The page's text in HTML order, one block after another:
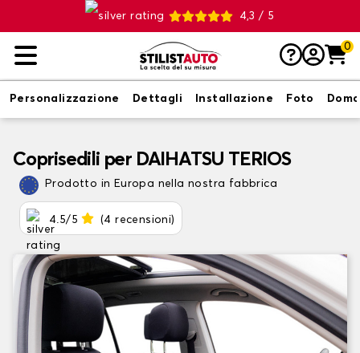
4,3 / 5
0
Personalizzazione Dettagli Installazione Foto
Coprisedili per DAIHATSU TERIOS
Prodotto in Europa nella nostra fabbrica
4.5/5 (4 recensioni)